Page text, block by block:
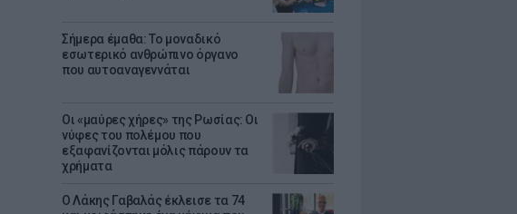
Σήμερα έμαθα: Το μοναδικό
εσωτερικό ανθρώπινο όργανο
που αυτοαναγεννάται
Οι «μαύρες χήρες» της Ρωσίας: Οι
νύφες του πολέμου που
εξαφανίζονται μόλις πάρουν τα
χρήματα
Ο Λάκης Γαβαλάς έκλεισε τα 74